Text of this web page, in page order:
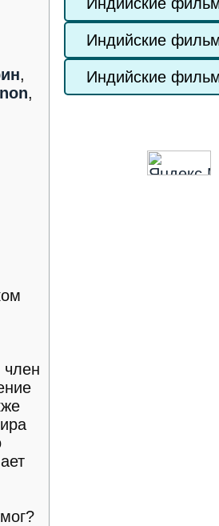
,
,
Индийские
Индийские